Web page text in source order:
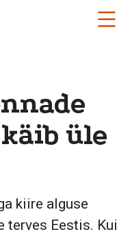
üle
kiire alguse
terves Eestis. Kui